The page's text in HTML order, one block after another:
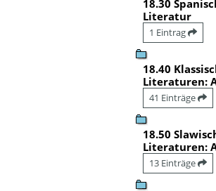
18.30
Literatur
1 Eintrag
18.40
Literaturen:
41 Einträge
18.50
Literaturen:
13 Einträge